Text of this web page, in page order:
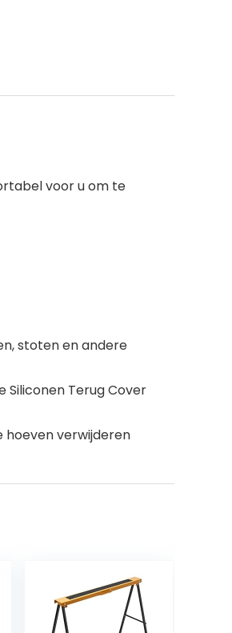
voor u om te
stoten en andere
Siliconen Terug Cover
verwijderen